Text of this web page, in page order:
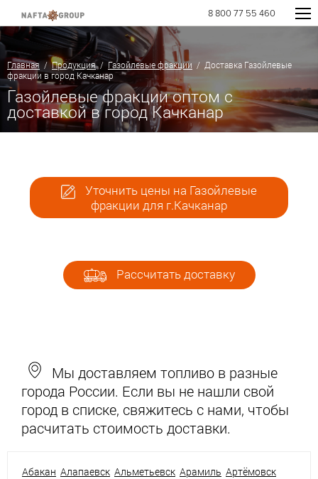
8 800 77 55 460
Главная /Продукция/ Газойлевые фракции / Доставка Газойлевые
фракции в город Качканар
Газойлевые фракции оптом с
доставкой в город Качканар
Уточнить цены на Газойлевые
фракции для г.Качканар
Рассчитать доставку
Мы доставляем топливо в разные
города России. Если вы не нашли свой
город в списке, свяжитесь с нами, чтобы
расчитать стоимость доставки.
Абакан Алапаевск Альметьевск Арамиль Артёмовск